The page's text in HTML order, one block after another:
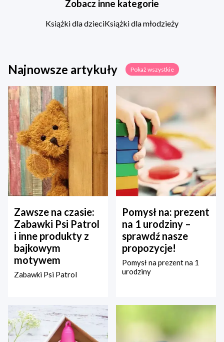
Zobacz inne kategorie
Książki dla dzieciKsiążki dla młodzieży
Najnowsze artykuły Pokaż wszystkie
Zawsze na czasie:
Zabawki Psi Patrol
i inne produkty z
bajkowym
motywem
Zabawki Psi Patrol
Pomysł na: prezent
na 1 urodziny –
sprawdź nasze
propozycje!
Pomysł na prezent na 1
urodziny